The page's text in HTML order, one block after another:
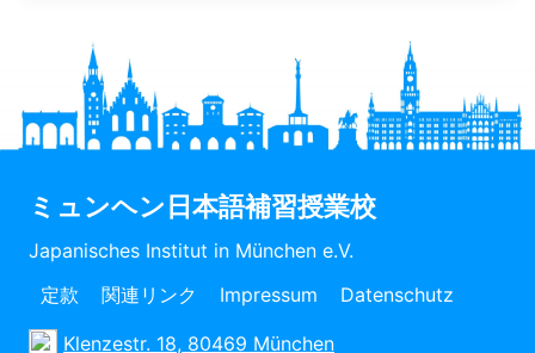
ミュンヘン日本語補習授業校
Japanisches Institut in München e.V.
定款
関連リンク Impressum Datenschutz
Klenzestr. 18, 80469 München